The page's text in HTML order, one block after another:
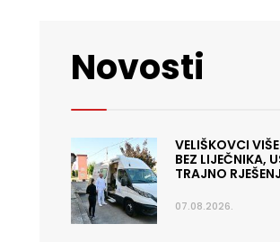
Novosti
VELIŠKOVCI
BEZ LIJEČNIKA,
TRAJNO
07.08.2026.